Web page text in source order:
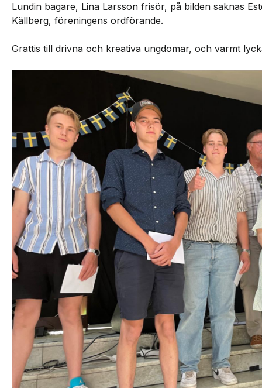
Lundin bagare, Lina Larsson frisör, på bilden saknas
Källberg, föreningens ordförande.
Grattis till drivna och kreativa ungdomar, och varmt